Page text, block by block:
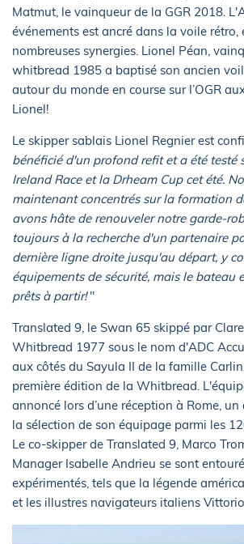
Matmut, le vainqueur de la GGR 2018.
événements est ancré dans la voile rétro,
nombreuses synergies. Lionel Péan,
whitbread 1985 a baptisé son ancien
autour du monde en course sur l’OGR
Lionel!
Le skipper sablais Lionel Regnier est
bénéficié d'un profond refit et a été testé
Ireland Race et la Drheam Cup cet été.
maintenant concentrés sur la formation
avons hâte de renouveler notre garde-
toujours à la recherche d'un partenaire
dernière ligne droite jusqu'au départ, y
équipements de sécurité, mais le bateau
prêts à partir!"
Translated 9, le Swan 65 skippé par
Whitbread 1977 sous le nom d'ADC
aux côtés du Sayula II de la famille
première édition de la Whitbread.
annoncé lors d’une réception à Rome,
la sélection de son équipage parmi les
Le co-skipper de Translated 9, Marco
Manager Isabelle Andrieu se sont
expérimentés, tels que la légende
et les illustres navigateurs italiens